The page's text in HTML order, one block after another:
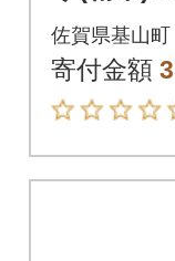
(500g)3袋
りんとう
佐賀県基山町
寄付金額